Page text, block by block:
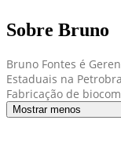
Sobre Bruno
Bruno Fontes é
Estaduais na
Fabricação de
Mostrar menos